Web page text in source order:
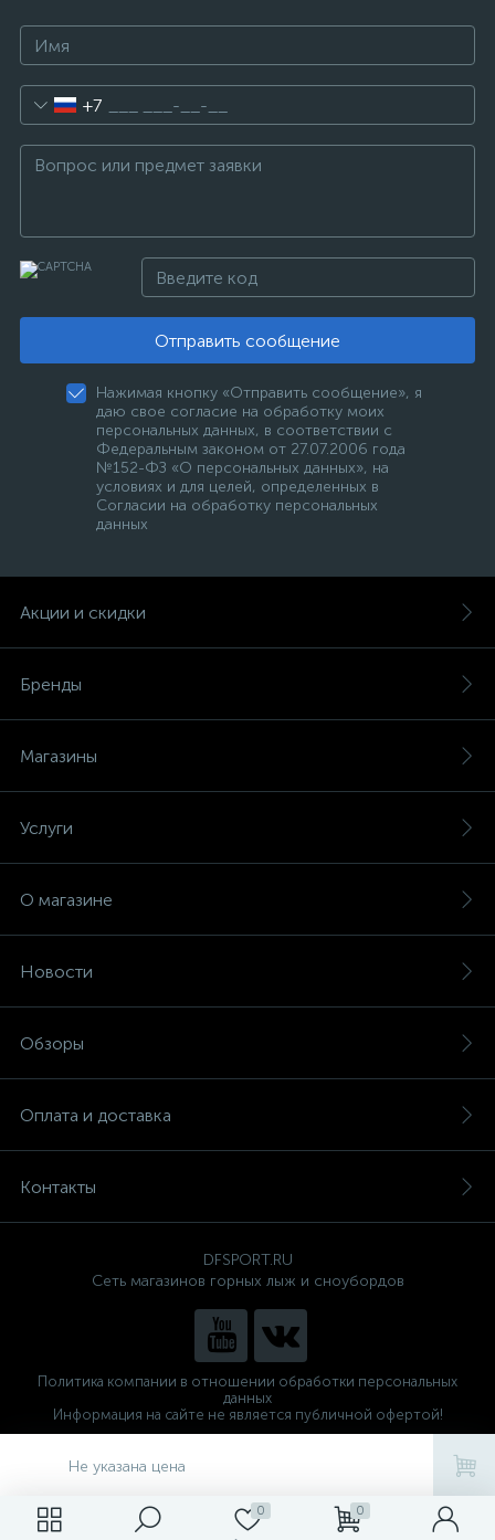
0 0
Не указана цена
+7
Отправить сообщение
Нажимая кнопку «Отправить сообщение», я
даю свое согласие на обработку моих
персональных данных, в соответствии с
Федеральным законом от 27.07.2006 года
№152-ФЗ «О персональных данных», на
условиях и для целей, определенных в
Согласии на обработку персональных
данных
Акции и скидки
Бренды
Магазины
Услуги
О магазине
Новости
Обзоры
Оплата и доставка
Контакты
DFSPORT.RU
Сеть магазинов горных лыж и сноубордов
Политика компании в отношении обработки персональных
данных
Информация на сайте не является публичной офертой!